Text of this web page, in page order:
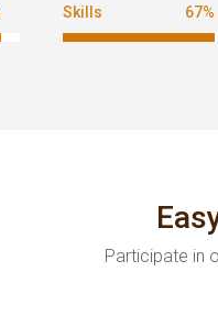
Skills 67%
Participate in